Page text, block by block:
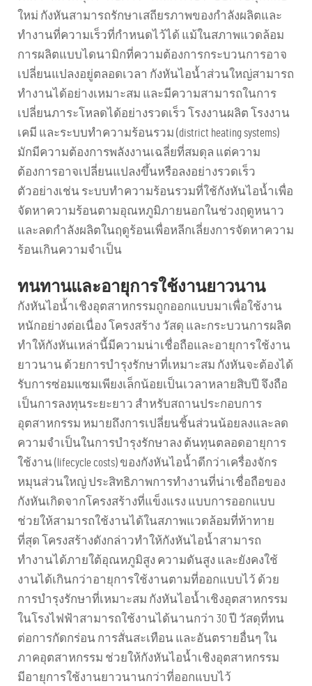
ใหม่ กังหันสามารถรักษาเสถียรภาพของกำลังผลิตและ
ทำงานที่ความเร็วที่กำหนดไว้ได้ แม้ในสภาพแวดล้อม
การผลิตแบบไดนามิกที่ความต้องการกระบวนการอาจ
เปลี่ยนแปลงอยู่ตลอดเวลา กังหันไอน้ำส่วนใหญ่สามารถ
ทำงานได้อย่างเหมาะสม และมีความสามารถในการ
เปลี่ยนภาระโหลดได้อย่างรวดเร็ว โรงงานผลิต โรงงาน
เคมี และระบบทำความร้อนรวม (district heating systems)
มักมีความต้องการพลังงานเฉลี่ยที่สมดุล แต่ความ
ต้องการอาจเปลี่ยนแปลงขึ้นหรือลงอย่างรวดเร็ว
ตัวอย่างเช่น ระบบทำความร้อนรวมที่ใช้กังหันไอน้ำเพื่อ
จัดหาความร้อนตามอุณหภูมิภายนอกในช่วงฤดูหนาว
และลดกำลังผลิตในฤดูร้อนเพื่อหลีกเลี่ยงการจัดหาความ
ร้อนเกินความจำเป็น
ทนทานและอายุการใช้งานยาวนาน
กังหันไอน้ำเชิงอุตสาหกรรมถูกออกแบบมาเพื่อใช้งาน
หนักอย่างต่อเนื่อง โครงสร้าง วัสดุ และกระบวนการผลิต
ทำให้กังหันเหล่านี้มีความน่าเชื่อถือและอายุการใช้งาน
ยาวนาน ด้วยการบำรุงรักษาที่เหมาะสม กังหันจะต้องได้
รับการซ่อมแซมเพียงเล็กน้อยเป็นเวลาหลายสิบปี จึงถือ
เป็นการลงทุนระยะยาว สำหรับสถานประกอบการ
อุตสาหกรรม หมายถึงการเปลี่ยนชิ้นส่วนน้อยลงและลด
ความจำเป็นในการบำรุงรักษาลง ต้นทุนตลอดอายุการ
ใช้งาน (lifecycle costs) ของกังหันไอน้ำดีกว่าเครื่องจักร
หมุนส่วนใหญ่ ประสิทธิภาพการทำงานที่น่าเชื่อถือของ
กังหันเกิดจากโครงสร้างที่แข็งแรง แบบการออกแบบ
ช่วยให้สามารถใช้งานได้ในสภาพแวดล้อมที่ท้าทาย
ที่สุด โครงสร้างดังกล่าวทำให้กังหันไอน้ำสามารถ
ทำงานได้ภายใต้อุณหภูมิสูง ความดันสูง และยังคงใช้
งานได้เกินกว่าอายุการใช้งานตามที่ออกแบบไว้ ด้วย
การบำรุงรักษาที่เหมาะสม กังหันไอน้ำเชิงอุตสาหกรรม
ในโรงไฟฟ้าสามารถใช้งานได้นานกว่า 30 ปี วัสดุที่ทน
ต่อการกัดกร่อน การสั่นสะเทือน และอันตรายอื่นๆ ใน
ภาคอุตสาหกรรม ช่วยให้กังหันไอน้ำเชิงอุตสาหกรรม
มีอายุการใช้งานยาวนานกว่าที่ออกแบบไว้